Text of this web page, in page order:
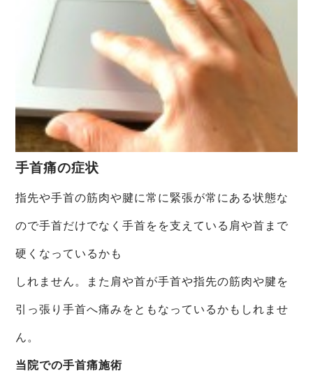
手首痛の症状
指先や手首の筋肉や腱に常に緊張が常にある状態な
ので手首だけでなく手首をを支えている肩や首まで
硬くなっているかも
しれません。また肩や首が手首や指先の筋肉や腱を
引っ張り手首へ痛みをともなっているかもしれませ
ん。
当院での手首痛施術